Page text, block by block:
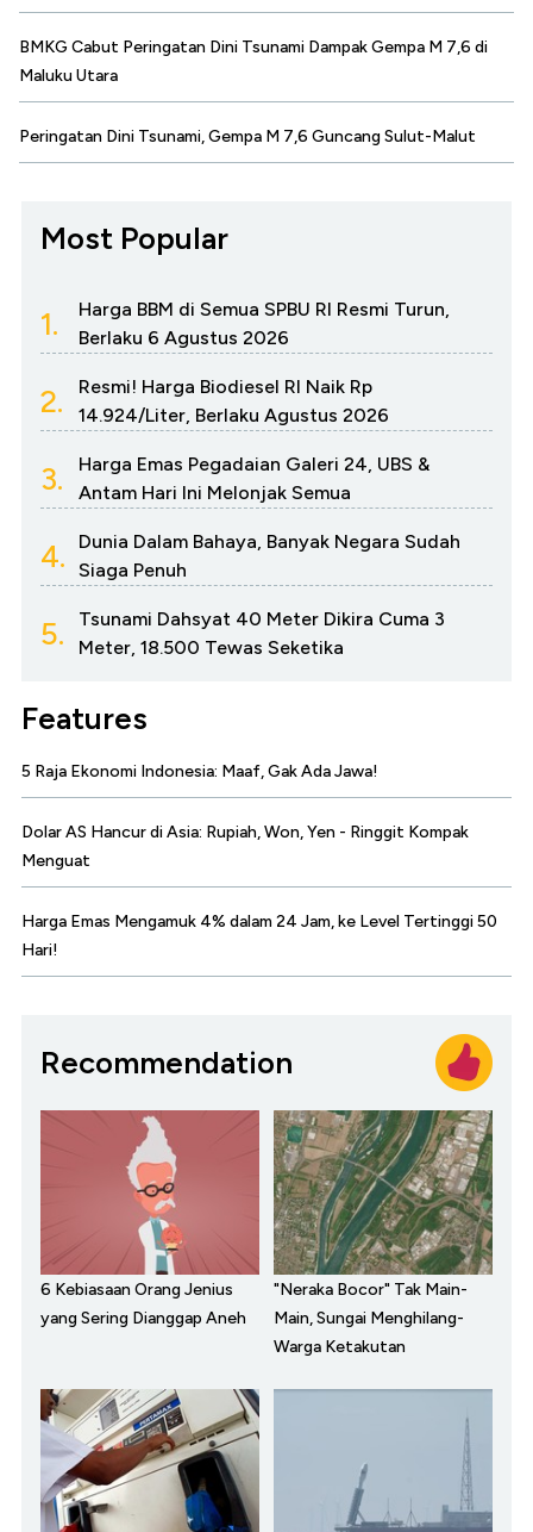
BMKG Cabut Peringatan Dini Tsunami Dampak Gempa M 7,6 di
Maluku Utara
Peringatan Dini Tsunami, Gempa M 7,6 Guncang Sulut-Malut
Most Popular
1.
Harga BBM di Semua SPBU RI Resmi Turun,
Berlaku 6 Agustus 2026
2.
Resmi! Harga Biodiesel RI Naik Rp
14.924/Liter, Berlaku Agustus 2026
3.
Harga Emas Pegadaian Galeri 24, UBS &
Antam Hari Ini Melonjak Semua
4.
Dunia Dalam Bahaya, Banyak Negara Sudah
Siaga Penuh
5.
Tsunami Dahsyat 40 Meter Dikira Cuma 3
Meter, 18.500 Tewas Seketika
Features
5 Raja Ekonomi Indonesia: Maaf, Gak Ada Jawa!
Dolar AS Hancur di Asia: Rupiah, Won, Yen - Ringgit Kompak
Menguat
Harga Emas Mengamuk 4% dalam 24 Jam, ke Level Tertinggi 50
Hari!
Recommendation
6 Kebiasaan Orang Jenius
yang Sering Dianggap Aneh
"Neraka Bocor" Tak Main-
Main, Sungai Menghilang-
Warga Ketakutan